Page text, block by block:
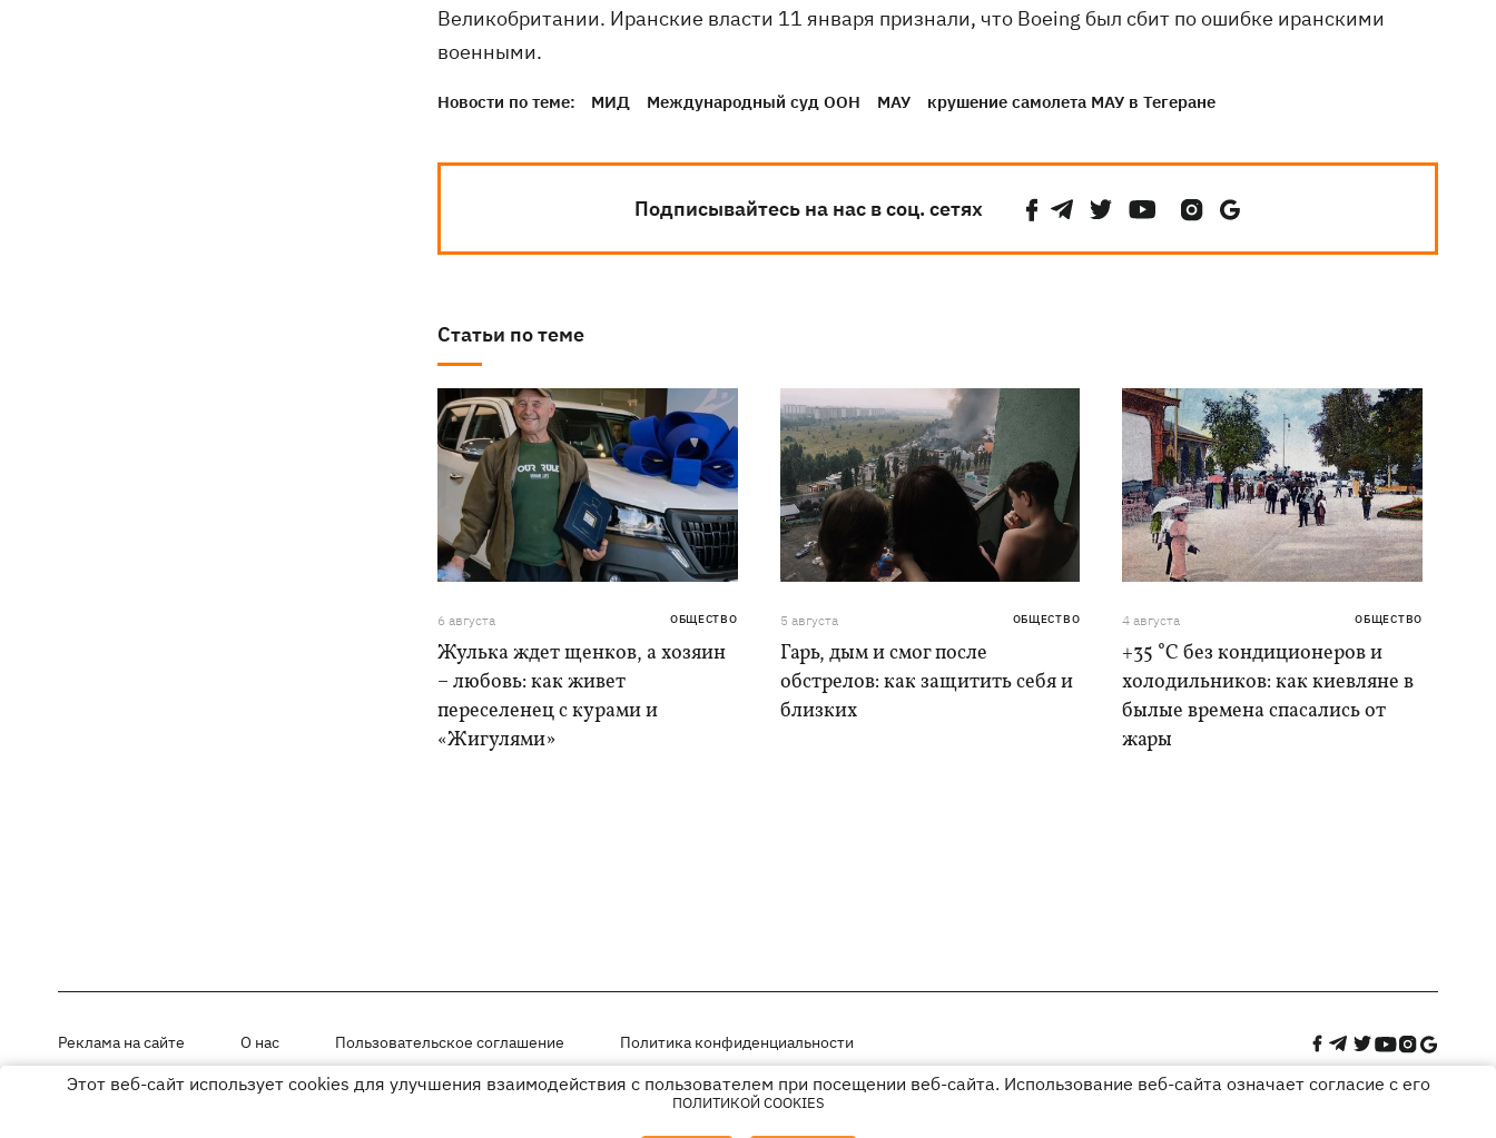
Великобритании. Иранские власти 11 января признали, что Boeing был сбит по ошибке иранскими
военными.
Новости по теме: МИД Международный суд ООН МАУ крушение самолета МАУ в Тегеране
Подписывайтесь на нас в соц. сетях
Статьи по теме
6 августа ОБЩЕСТВО
Жулька ждет щенков, а хозяин
– любовь: как живет
переселенец с курами и
«Жигулями»
5 августа ОБЩЕСТВО
Гарь, дым и смог после
обстрелов: как защитить себя и
близких
4 августа ОБЩЕСТВО
+35 °C без кондиционеров и
холодильников: как киевляне в
былые времена спасались от
жары
Реклама на сайте О нас Пользовательское соглашение Политика конфиденциальности
Материалы под рубриками «Новости компании», «PR» и «Факт» размещены на правах рекламы
Этот веб-сайт использует cookies для улучшения взаимодействия с пользователем при посещении веб-сайта. Использование веб-сайта означает согласие с его
ПОЛИТИКОЙ COOKIES